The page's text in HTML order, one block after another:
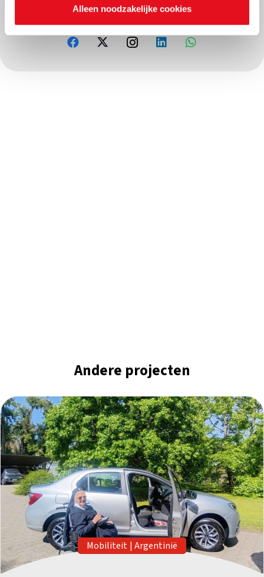
Alleen noodzakelijke cookies
Deel dit project op sociale media:
Andere projecten
Mobiliteit | Argentinië